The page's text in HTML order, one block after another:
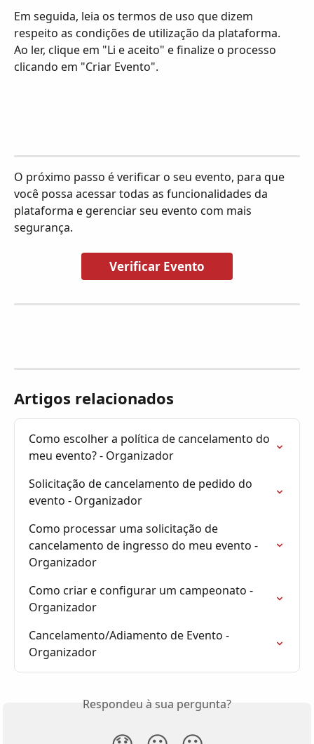
Em seguida, leia os termos de uso que dizem
respeito as condições de utilização da plataforma.
Ao ler, clique em "Li e aceito" e finalize o processo
clicando em "Criar Evento".
O próximo passo é verificar o seu evento, para que
você possa acessar todas as funcionalidades da
plataforma e gerenciar seu evento com mais
segurança.
Verificar Evento
Artigos relacionados
Como escolher a política de cancelamento do
meu evento? - Organizador
Solicitação de cancelamento de pedido do
evento - Organizador
Como processar uma solicitação de
cancelamento de ingresso do meu evento -
Organizador
Como criar e configurar um campeonato -
Organizador
Cancelamento/Adiamento de Evento -
Organizador
Respondeu à sua pergunta?